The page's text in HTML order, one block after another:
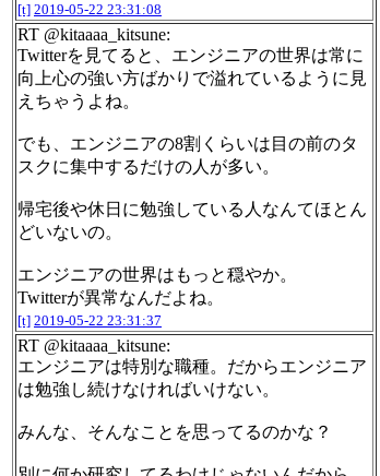
[t] 2019-05-22 23:31:08
RT @kitaaaa_kitsune:
Twitterを見てると、エンジニアの世界は常に
向上心の強い方ばかりで溢れているように見
えちゃうよね。
でも、エンジニアの8割くらいは目の前のタ
スクに集中するだけの人が多い。
帰宅後や休日に勉強している人なんてほとん
どいないの。
エンジニアの世界はもっと穏やか。
Twitterが異常なんだよね。
[t] 2019-05-22 23:31:37
RT @kitaaaa_kitsune:
エンジニアは特別な職種。だからエンジニア
は勉強し続けなければいけない。
みんな、そんなことを思ってるのかな？